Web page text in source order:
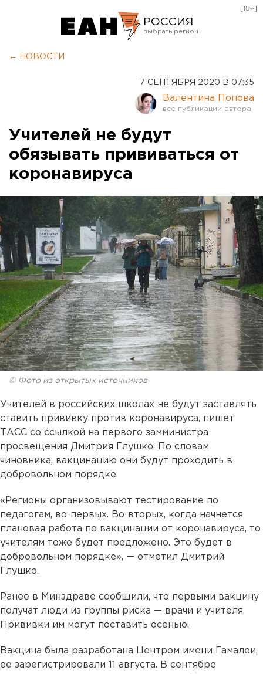
РОССИЯ
Курган
Оренбург
[18+]
← НОВОСТИ
7 СЕНТЯБРЯ 2020 В 07:35
Валентина Попова
Учителей не будут
обязывать прививаться от
коронавируса
© Фото из открытых источников
Учителей в российских школах не будут заставлять
ставить прививку против коронавируса, пишет
ТАСС со ссылкой на первого замминистра
просвещения Дмитрия Глушко. По словам
чиновника, вакцинацию они будут проходить в
добровольном порядке.
«Регионы организовывают тестирование по
педагогам, во-первых. Во-вторых, когда начнется
плановая работа по вакцинации от коронавируса, то
учителям тоже будет предложено. Это будет в
добровольном порядке», — отметил Дмитрий
Глушко.
Ранее в Минздраве сообщили, что первыми вакцину
получат люди из группы риска — врачи и учителя.
Прививки им могут поставить осенью.
Вакцина была разработана Центром имени Гамалеи,
ее зарегистрировали 11 августа. В сентябре